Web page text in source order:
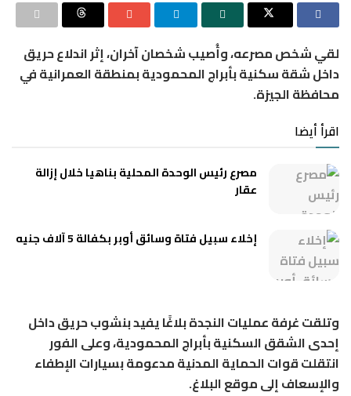
لقي شخص مصرعه، وأُصيب شخصان آخران، إثر اندلاع حريق
داخل شقة سكنية بأبراج المحمودية بمنطقة العمرانية في
محافظة الجيزة.
اقرأ أيضا
مصرع رئيس الوحدة المحلية بناهيا خلال إزالة
عقار
إخلاء سبيل فتاة وسائق أوبر بكفالة 5 آلاف جنيه
وتلقت غرفة عمليات النجدة بلاغًا يفيد بنشوب حريق داخل
إحدى الشقق السكنية بأبراج المحمودية، وعلى الفور
انتقلت قوات الحماية المدنية مدعومة بسيارات الإطفاء
والإسعاف إلى موقع البلاغ.